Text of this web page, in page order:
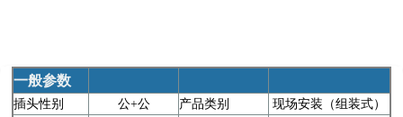
一般参数
插头性别 公+公 产品类别
现场安装（组装式）